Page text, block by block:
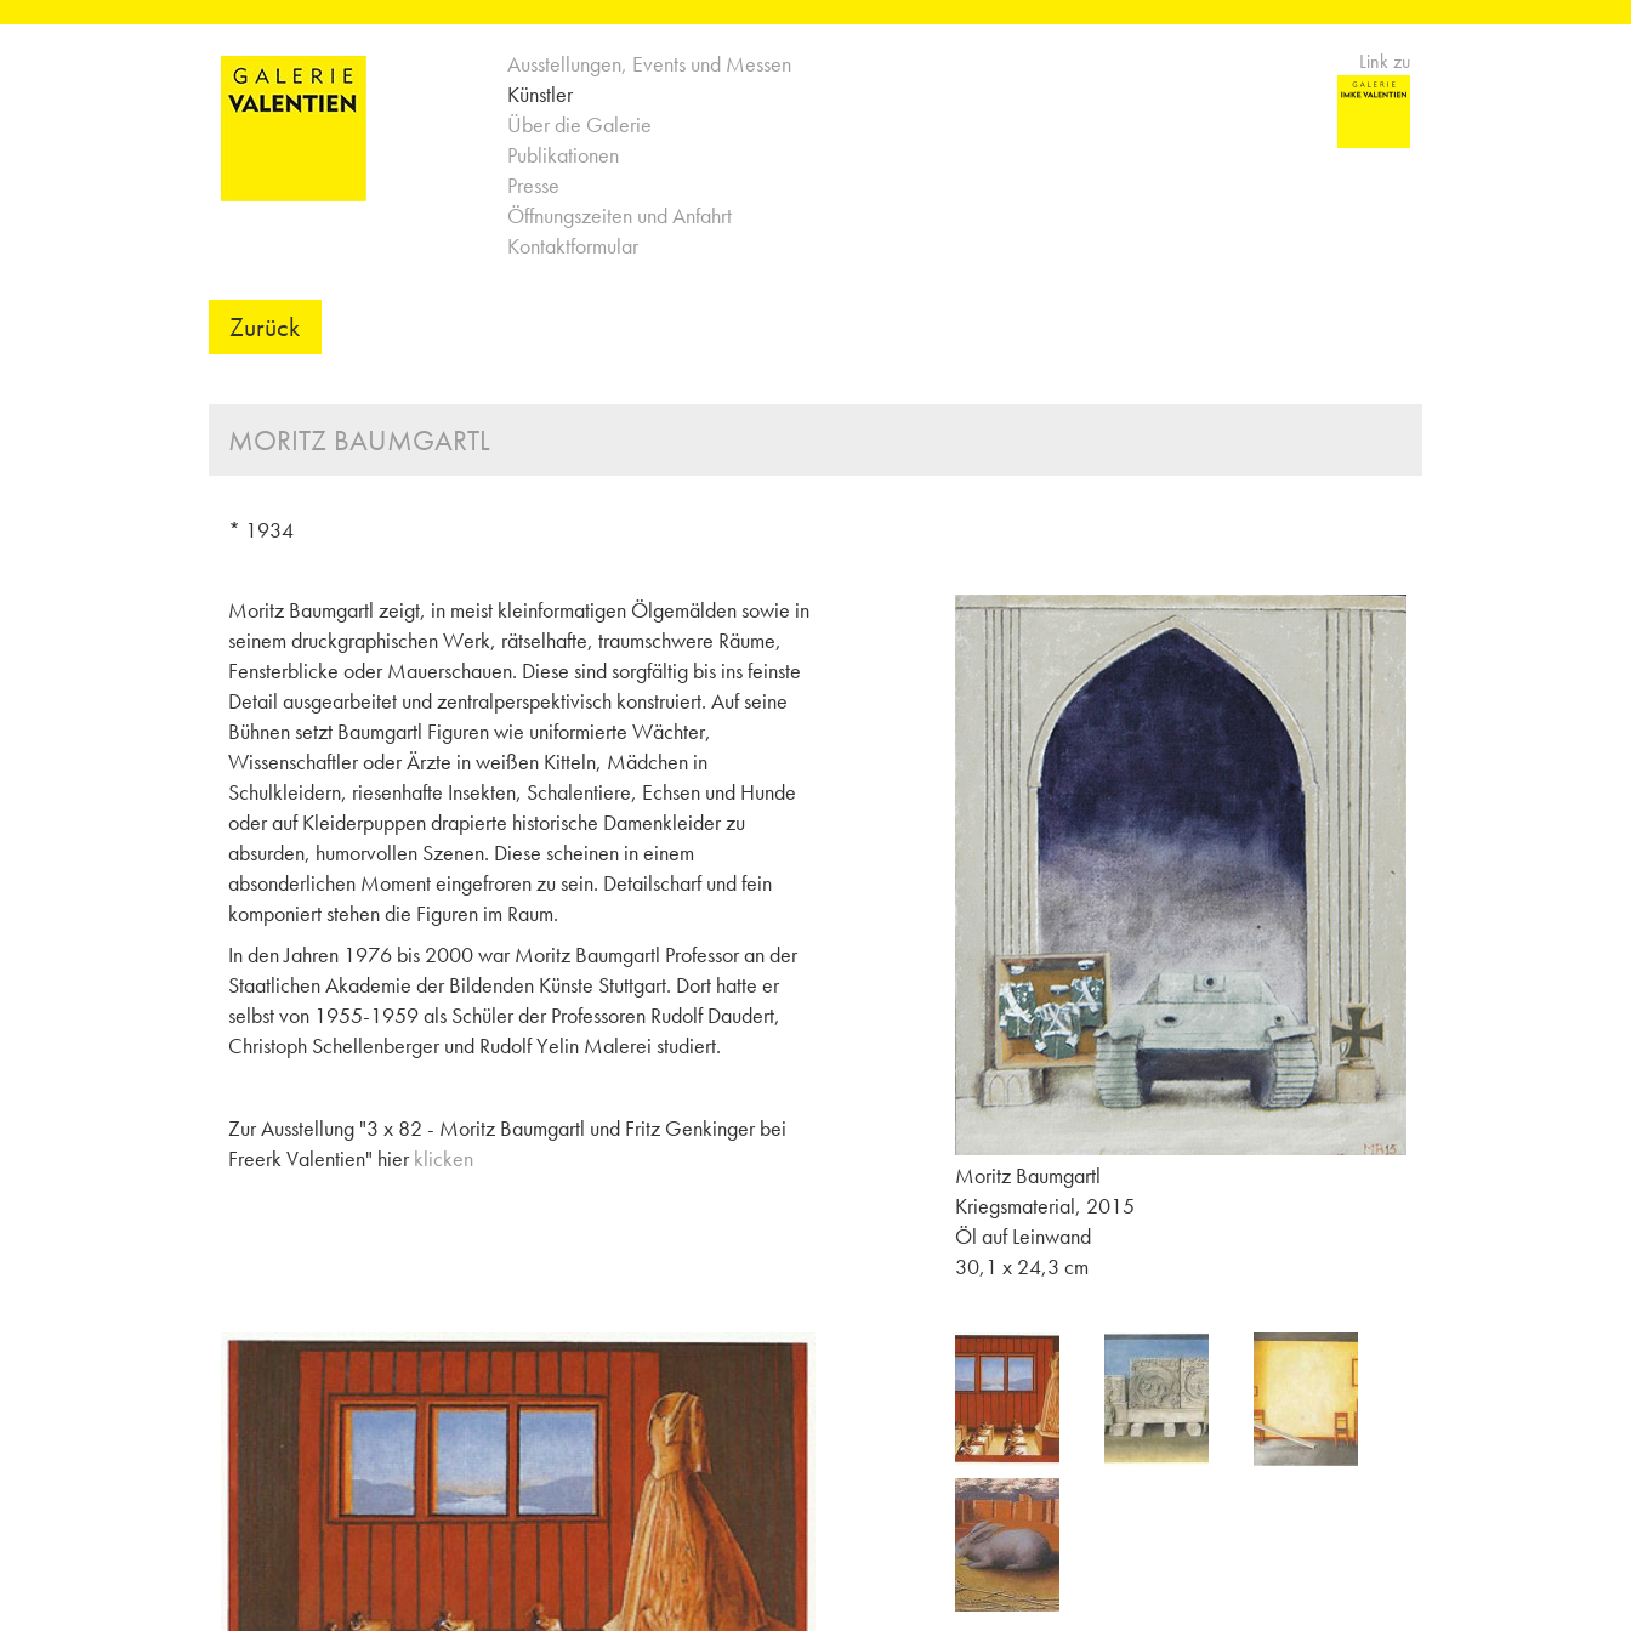
Ausstellungen, Events und Messen
Künstler
Über die Galerie
Publikationen
Presse
Öffnungszeiten und Anfahrt
Kontaktformular
Link zu
Zurück
MORITZ BAUMGARTL
* 1934
Moritz Baumgartl zeigt, in meist kleinformatigen Ölgemälden sowie in
seinem druckgraphischen Werk, rätselhafte, traumschwere Räume,
Fensterblicke oder Mauerschauen. Diese sind sorgfältig bis ins feinste
Detail ausgearbeitet und zentralperspektivisch konstruiert. Auf seine
Bühnen setzt Baumgartl Figuren wie uniformierte Wächter,
Wissenschaftler oder Ärzte in weißen Kitteln, Mädchen in
Schulkleidern, riesenhafte Insekten, Schalentiere, Echsen und Hunde
oder auf Kleiderpuppen drapierte historische Damenkleider zu
absurden, humorvollen Szenen. Diese scheinen in einem
absonderlichen Moment eingefroren zu sein. Detailscharf und fein
komponiert stehen die Figuren im Raum.
In den Jahren 1976 bis 2000 war Moritz Baumgartl Professor an der
Staatlichen Akademie der Bildenden Künste Stuttgart. Dort hatte er
selbst von 1955-1959 als Schüler der Professoren Rudolf Daudert,
Christoph Schellenberger und Rudolf Yelin Malerei studiert.
Zur Ausstellung "3 x 82 - Moritz Baumgartl und Fritz Genkinger bei
Freerk Valentien" hierklicken
Moritz Baumgartl
Kriegsmaterial, 2015
Öl auf Leinwand
30,1 x 24,3 cm